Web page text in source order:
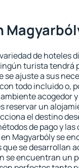
de hoteles
turista tendrá
se ajuste a sus
todo incluido o,
acogedor
reservar un
el destino
de pago y
Magyarbóly se
que se desarrollan
se encuentran un